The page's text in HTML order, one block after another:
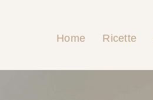
Home Ricette